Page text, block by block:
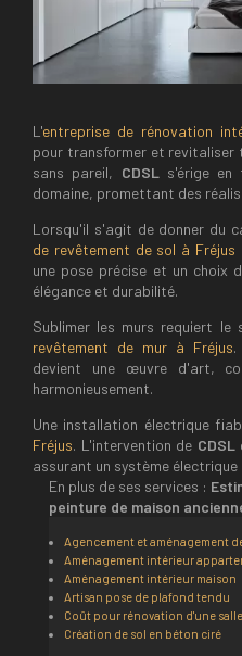
L'entreprise de rénovation
pour transformer et revitaliser
sans pareil, CDSL s'érige
domaine, promettant des
Lorsqu'il s'agit de donner du
de revêtement de sol à Fréjus
une pose précise et un choix
élégance et durabilité.
Sublimer les murs requiert le
revêtement de mur à Fréjus.
devient une œuvre d'art,
harmonieusement.
Une installation électrique
Fréjus. L'intervention de CDSL
assurant un système
En plus de ses services :
peinture de maison
Agencement et aménagement
Aménagement intérieur
Aménagement intérieur maison
Artisan pose de plafond tendu
Coût pour rénovation d'une
Création de sol en béton ciré